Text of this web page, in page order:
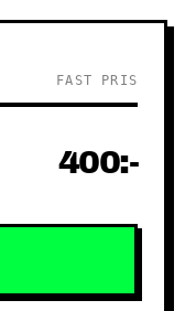
FAST PRIS
400:-